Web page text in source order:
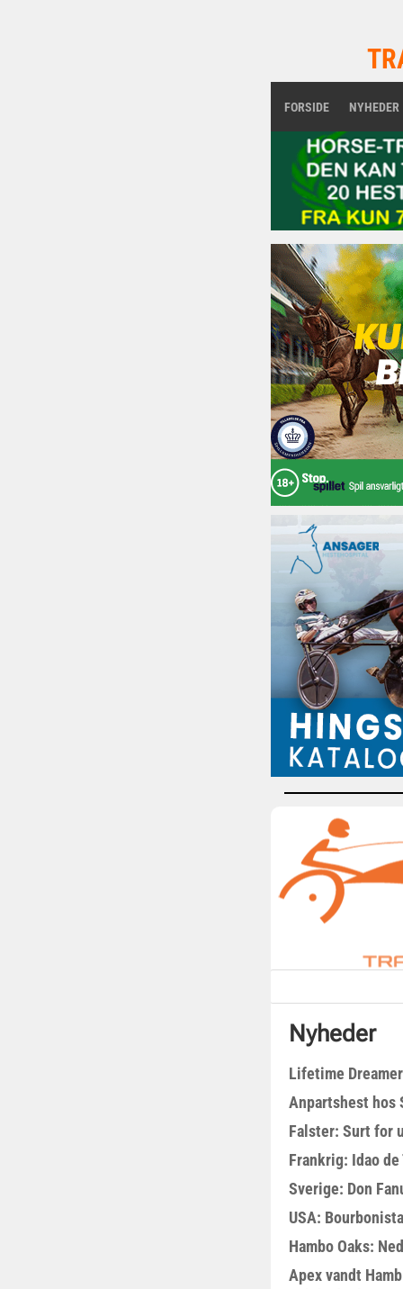
FORSIDE NYHEDER
Nyheder
Lifetime
Anpartshest hos
Falster: Surt for
Frankrig: Idao
Sverige: Don
USA:
Hambo Oaks:
Apex vandt